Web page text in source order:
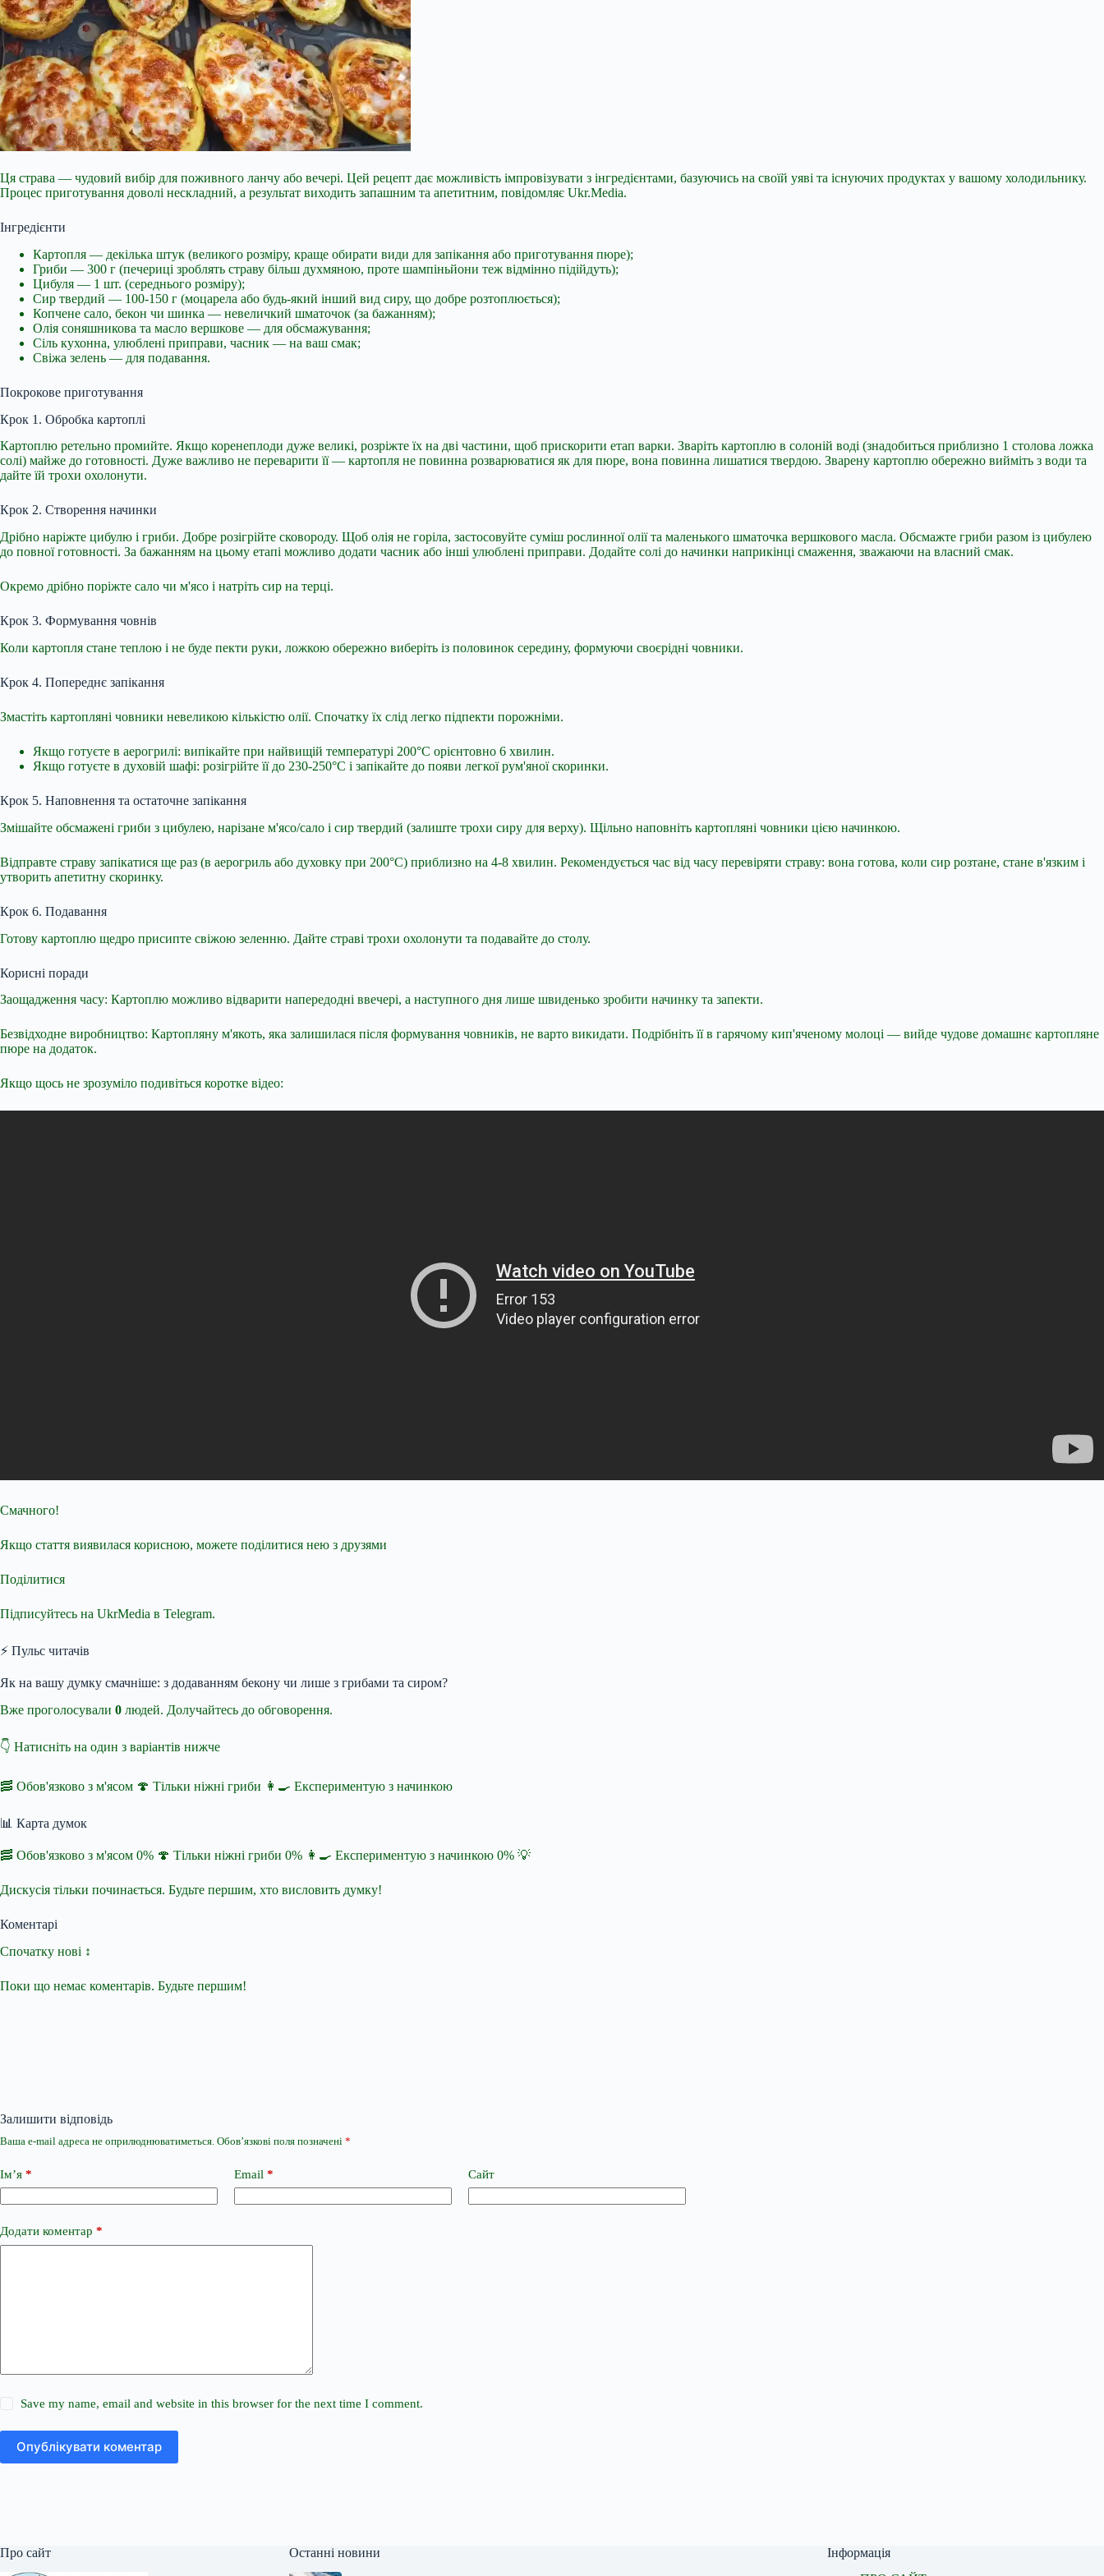
Ця страва — чудовий вибір для поживного ланчу або вечері. Цей рецепт дає можливість імпровізувати з інгредієнтами, базуючись на своїй уяві та існуючих продуктах у вашому холодильнику.
Процес приготування доволі нескладний, а результат виходить запашним та апетитним, повідомляє Ukr.Media.
Інгредієнти
Картопля — декілька штук (великого розміру, краще обирати види для запікання або приготування пюре);
Гриби — 300 г (печериці зроблять страву більш духмяною, проте шампіньйони теж відмінно підійдуть);
Цибуля — 1 шт. (середнього розміру);
Сир твердий — 100-150 г (моцарела або будь-який інший вид сиру, що добре розтоплюється);
Копчене сало, бекон чи шинка — невеличкий шматочок (за бажанням);
Олія соняшникова та масло вершкове — для обсмажування;
Сіль кухонна, улюблені приправи, часник — на ваш смак;
Свіжа зелень — для подавання.
Покрокове приготування
Крок 1. Обробка картоплі
Картоплю ретельно промийте. Якщо коренеплоди дуже великі, розріжте їх на дві частини, щоб прискорити етап варки. Зваріть картоплю в солоній воді (знадобиться приблизно 1 столова ложка
солі) майже до готовності. Дуже важливо не переварити її — картопля не повинна розварюватися як для пюре, вона повинна лишатися твердою. Зварену картоплю обережно вийміть з води та
дайте їй трохи охолонути.
Крок 2. Створення начинки
Дрібно наріжте цибулю і гриби. Добре розігрійте сковороду. Щоб олія не горіла, застосовуйте суміш рослинної олії та маленького шматочка вершкового масла. Обсмажте гриби разом із цибулею
до повної готовності. За бажанням на цьому етапі можливо додати часник або інші улюблені приправи. Додайте солі до начинки наприкінці смаження, зважаючи на власний смак.
Окремо дрібно поріжте сало чи м'ясо і натріть сир на терці.
Крок 3. Формування човнів
Коли картопля стане теплою і не буде пекти руки, ложкою обережно виберіть із половинок середину, формуючи своєрідні човники.
Крок 4. Попереднє запікання
Змастіть картопляні човники невеликою кількістю олії. Спочатку їх слід легко підпекти порожніми.
Якщо готуєте в аерогрилі: випікайте при найвищій температурі 200°C орієнтовно 6 хвилин.
Якщо готуєте в духовій шафі: розігрійте її до 230-250°C і запікайте до появи легкої рум'яної скоринки.
Крок 5. Наповнення та остаточне запікання
Змішайте обсмажені гриби з цибулею, нарізане м'ясо/сало і сир твердий (залиште трохи сиру для верху). Щільно наповніть картопляні човники цією начинкою.
Відправте страву запікатися ще раз (в аерогриль або духовку при 200°C) приблизно на 4-8 хвилин. Рекомендується час від часу перевіряти страву: вона готова, коли сир розтане, стане в'язким і
утворить апетитну скоринку.
Крок 6. Подавання
Готову картоплю щедро присипте свіжою зеленню. Дайте страві трохи охолонути та подавайте до столу.
Корисні поради
Заощадження часу: Картоплю можливо відварити напередодні ввечері, а наступного дня лише швиденько зробити начинку та запекти.
Безвідходне виробництво: Картопляну м'якоть, яка залишилася після формування човників, не варто викидати. Подрібніть її в гарячому кип'яченому молоці — вийде чудове домашнє картопляне
пюре на додаток.
Якщо щось не зрозуміло подивіться коротке відео:
Смачного!
Якщо стаття виявилася корисною, можете поділитися нею з друзями
Поділитися
Підписуйтесь на UkrMedia в Telegram.
⚡ Пульс читачів
Як на вашу думку смачніше: з додаванням бекону чи лише з грибами та сиром?
Вже проголосували 0 людей. Долучайтесь до обговорення.
👇 Натисніть на один з варіантів нижче
🥓 Обов'язково з м'ясом 🍄 Тільки ніжні гриби 👩‍🍳 Експериментую з начинкою
📊 Карта думок
🥓 Обов'язково з м'ясом 0% 🍄 Тільки ніжні гриби 0% 👩‍🍳 Експериментую з начинкою 0% 💡
Дискусія тільки починається. Будьте першим, хто висловить думку!
Коментарі
Спочатку нові ↕
Поки що немає коментарів. Будьте першим!
Залишити відповідь
Ваша e-mail адреса не оприлюднюватиметься. Обов’язкові поля позначені *
Ім’я * Email * Сайт
Додати коментар *
Save my name, email and website in this browser for the next time I comment.
Опублікувати коментар
Про сайт Останні новини
Інформація